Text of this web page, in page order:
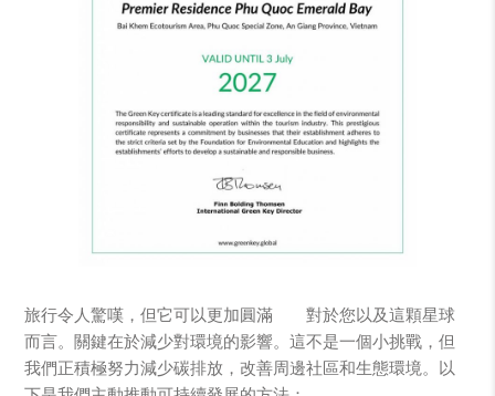
旅行令人驚嘆，但它可以更加圓滿——對於您以及這顆星球
而言。關鍵在於減少對環境的影響。這不是一個小挑戰，但
我們正積極努力減少碳排放，改善周邊社區和生態環境。以